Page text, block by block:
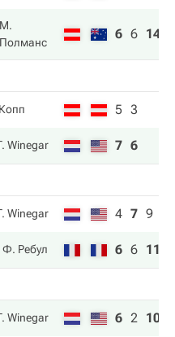
М.
Полманс
6 6 14
5 3
Winegar 7 6
Winegar 4 7 9
Ф. Ребул 6 6 11
Winegar 6 2 10